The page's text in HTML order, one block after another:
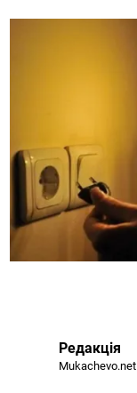
Редакція
Mukachevo.net